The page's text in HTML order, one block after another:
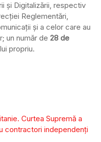
şi Digitalizării, respectiv
Reglementări,
şi a celor care au
un număr de 28 de
propriu.
Curtea Supremă a
contractori independenți